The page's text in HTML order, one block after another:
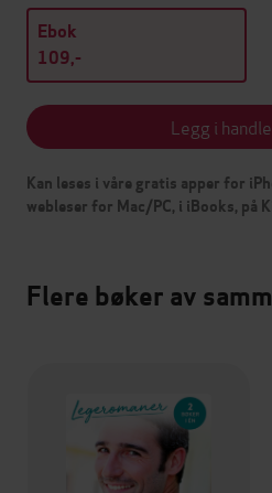
Ebok
109,-
Legg i
Kan leses i våre gratis apper for
webleser for Mac/PC, i iBooks, på
Flere bøker av